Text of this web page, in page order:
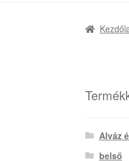
Alváz
belső